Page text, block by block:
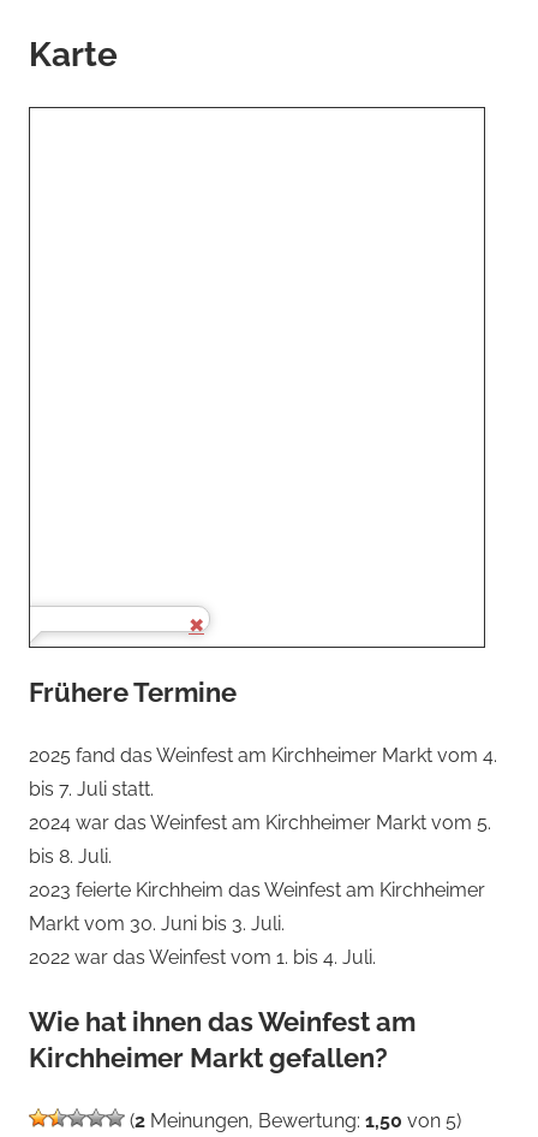
Karte
Frühere Termine
2025 fand das Weinfest am Kirchheimer Markt vom 4.
bis 7. Juli statt.
2024 war das Weinfest am Kirchheimer Markt vom 5.
bis 8. Juli.
2023 feierte Kirchheim das Weinfest am Kirchheimer
Markt vom 30. Juni bis 3. Juli.
2022 war das Weinfest vom 1. bis 4. Juli.
Wie hat ihnen das Weinfest am
Kirchheimer Markt gefallen?
(2 Meinungen, Bewertung: 1,50 von 5)